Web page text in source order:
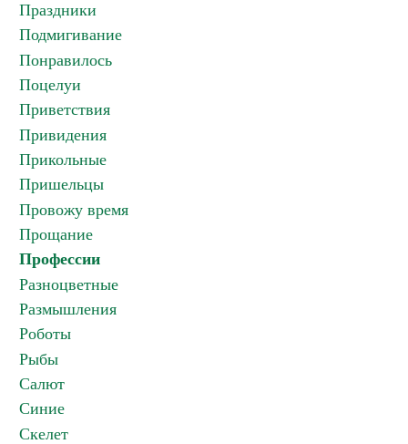
Праздники
Подмигивание
Понравилось
Поцелуи
Приветствия
Привидения
Прикольные
Пришельцы
Провожу время
Прощание
Профессии
Разноцветные
Размышления
Роботы
Рыбы
Салют
Синие
Скелет